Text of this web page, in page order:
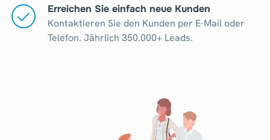
Erreichen Sie einfach neue Kunden
Kontaktieren Sie den Kunden per E-Mail oder
Telefon. Jährlich 350.000+ Leads.